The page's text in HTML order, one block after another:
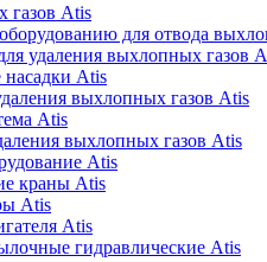
газов Atis
для отвода
удаления выхлопных газов
Atis
выхлопных газов Atis
Atis
выхлопных газов Atis
Atis
краны Atis
Atis
Atis
гидравлические Atis